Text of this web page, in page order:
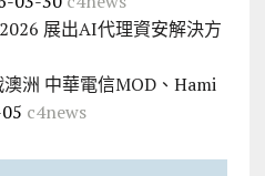
展出AI代理資安解決方
洲 中華電信MOD、Hami
c4news